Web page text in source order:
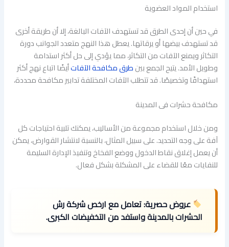
استخدام المواد العضوية
في حين أن إحدى الطرق قد تستهدف الآفات البالغة، إلا أن طريقة أخرى
قد تستهدف بيضها أو يرقاتها. يعطل هذا النهج متعدد الجوانب دورة
التكاثر ويمنع الآفات من التكاثر، مما يؤدي إلى حل أكثر استدامة
وطويل الأمد. يتيح الجمع بينطرق مكافحة الآفاتأيضًا اتباع نهج أكثر
استهدافًا وتخصيصًا. قد تتطلب الآفات المختلفة تدابير مكافحة محددة،
مكافحة حشرات فى المدينة
ومن خلال استخدام مجموعة من الأساليب، يمكنك تلبية احتياجات كل
آفة على وجه التحديد. على سبيل المثال، بالنسبة لانتشار القوارض، يمكن
أن يعمل إغلاق نقاط الدخول ووضع الفخاخ وتنفيذ الإدارة السليمة
للنفايات معًا للقضاء على المشكلة بشكل فعال.
عروض حصرية:تعامل مع ارخص شركة رش
الحشرات بالمدينة واستفد من التخفيضات الكبرى.